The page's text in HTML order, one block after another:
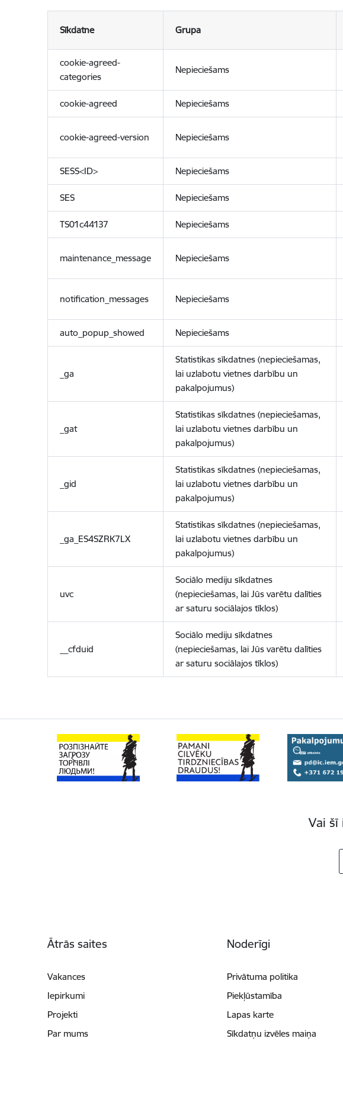
Sīkdatne Grupa
cookie-agreed-
categories
Nepieciešams
cookie-agreed Nepieciešams
cookie-agreed-version Nepieciešams
SESS<ID> Nepieciešams
SES Nepieciešams
TS01c44137 Nepieciešams
maintenance_message Nepieciešams
notification_messages Nepieciešams
auto_popup_showed Nepieciešams
_ga
Statistikas sīkdatnes (nepieciešamas,
lai uzlabotu vietnes darbību un
pakalpojumus)
_gat
Statistikas sīkdatnes (nepieciešamas,
lai uzlabotu vietnes darbību un
pakalpojumus)
_gid
Statistikas sīkdatnes (nepieciešamas,
lai uzlabotu vietnes darbību un
pakalpojumus)
_ga_ES4SZRK7LX
Statistikas sīkdatnes (nepieciešamas,
lai uzlabotu vietnes darbību un
pakalpojumus)
uvc
Sociālo mediju sīkdatnes
(nepieciešamas, lai Jūs varētu dalīties
ar saturu sociālajos tīklos)
__cfduid
Sociālo mediju sīkdatnes
(nepieciešamas, lai Jūs varētu dalīties
ar saturu sociālajos tīklos)
Vai
Ātrās saites
Vakances
Iepirkumi
Projekti
Par mums
Noderīgi
Privātuma politika
Piekļūstamība
Lapas karte
Sīkdatņu izvēles maiņa